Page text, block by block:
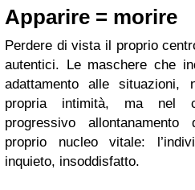
Apparire = morire
Perdere di vista il proprio
autentici. Le maschere che
adattamento alle situazioni,
propria intimità, ma nel
progressivo
proprio nucleo vitale:
inquieto, insoddisfatto.